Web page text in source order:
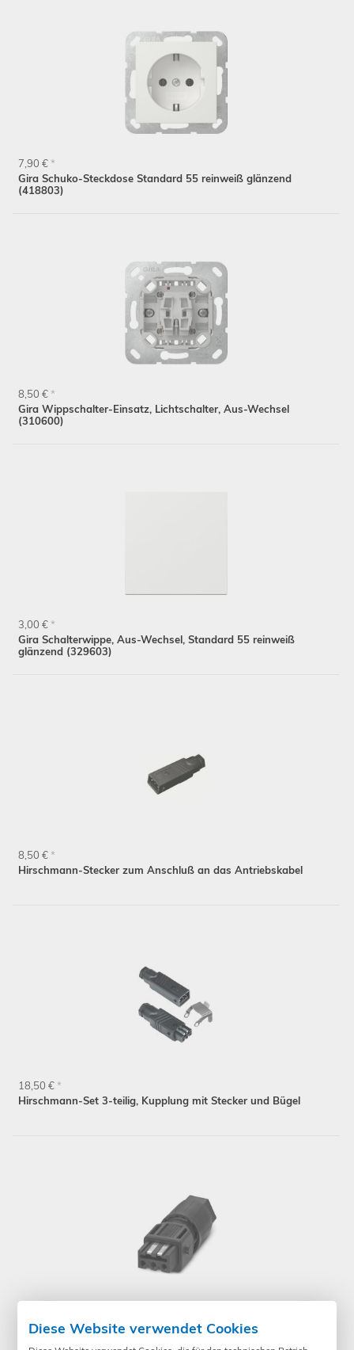
Gira Schuko-Steckdose Standard 55 reinweiß glänzend
(418803)
7,90 € *
Gira Wippschalter-Einsatz, Lichtschalter, Aus-Wechsel
(310600)
8,50 € *
Gira Schalterwippe, Aus-Wechsel, Standard 55 reinweiß
glänzend (329603)
3,00 € *
Hirschmann-Stecker zum Anschluß an das Antriebskabel
8,50 € *
Hirschmann-Set 3-teilig, Kupplung mit Stecker und Bügel
18,50 € *
PHOENIX CONTACT Steckverbinder QPD STAK 3PE1,5 BK
Diese Website verwendet Cookies